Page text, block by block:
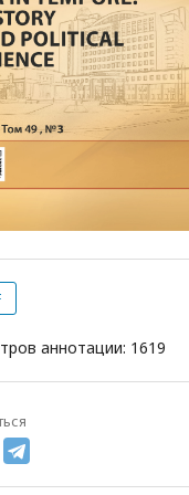
аннотации: 1619